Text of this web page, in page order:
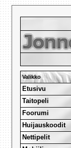
Valikko
Etusivu
Taitopeli
Foorumi
Huijauskoodit
Nettipelit